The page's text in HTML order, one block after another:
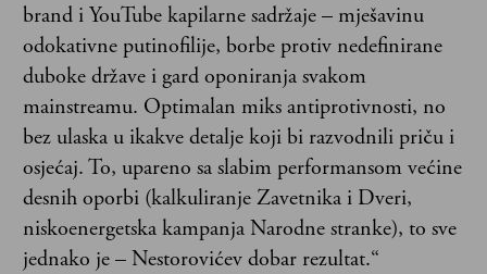
brand i YouTube kapilarne sadržaje – mješavinu
odokativne putinofilije, borbe protiv nedefinirane
duboke države i gard oponiranja svakom
mainstreamu. Optimalan miks antiprotivnosti, no
bez ulaska u ikakve detalje koji bi razvodnili priču i
osjećaj. To, upareno sa slabim performansom većine
desnih oporbi (kalkuliranje Zavetnika i Dveri,
niskoenergetska kampanja Narodne stranke), to sve
jednako je – Nestorovićev dobar rezultat.“